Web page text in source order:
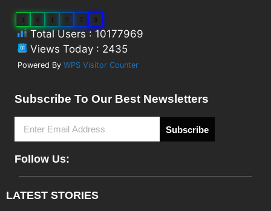
1 1 7 7 9
Total Users : 10177969
Views Today : 2435
Powered By WPS Visitor Counter
Subscribe To Our Best Newsletters
Subscribe
Follow Us:
LATEST STORIES